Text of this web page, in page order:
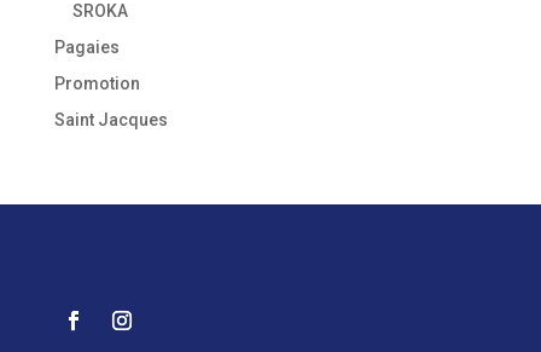
SROKA
Pagaies
Promotion
Saint Jacques